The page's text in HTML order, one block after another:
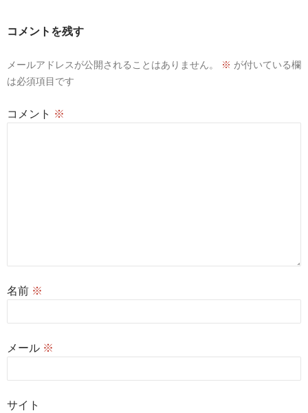
ョ
コメントを残す
メールアドレスが公開されることはありません。 ※ が付いている欄
は必須項目です
コメント ※
名前 ※
メール ※
サイト